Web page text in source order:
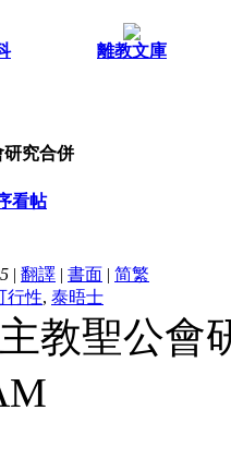
離教文庫
研究合併
看帖
| 翻譯 | 書面 | 简繁
行性, 泰晤士
教聖公會